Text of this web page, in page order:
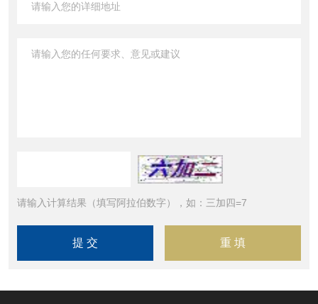
请输入计算结果（填写阿拉伯数字），如：三加四=7